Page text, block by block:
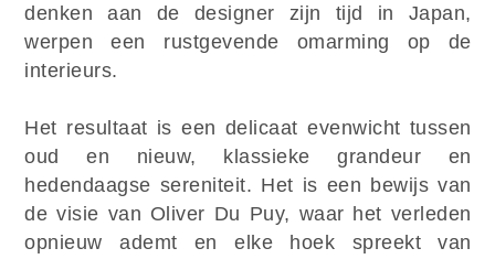
denken aan de designer zijn tijd in Japan,
werpen een rustgevende omarming op de
interieurs.
Het resultaat is een delicaat evenwicht tussen
oud en nieuw, klassieke grandeur en
hedendaagse sereniteit. Het is een bewijs van
de visie van Oliver Du Puy, waar het verleden
opnieuw ademt en elke hoek spreekt van